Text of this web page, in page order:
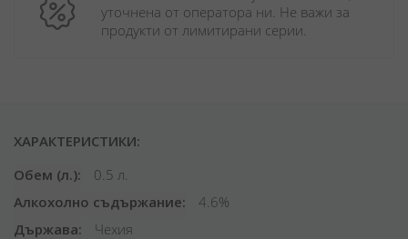
уточнена от оператора ни. Не важи за
продукти от лимитирани серии.
ХАРАКТЕРИСТИКИ:
Обем (л.)
0.5 л.
Алкохолно съдържание
4.6%
Държава
Чехия